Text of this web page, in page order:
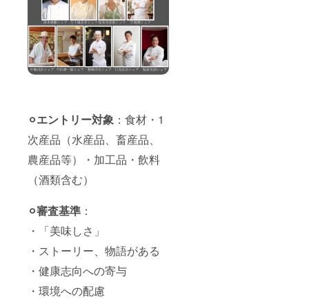
⚪︎エントリー対象 ：食材・1
次産品（水産品、畜産品、
農産品等）・加工品・飲料
（酒類含む）
⚪︎審査基準 ：
・「美味しさ」
・ストーリー、物語がある
・健康志向への寄与
・環境への配慮